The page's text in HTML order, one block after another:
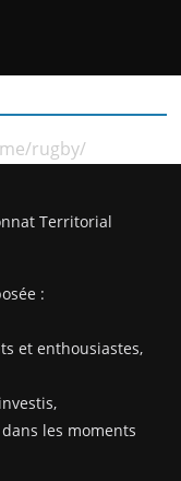
rugby/
Territorial
:
et enthousiastes,
les moments